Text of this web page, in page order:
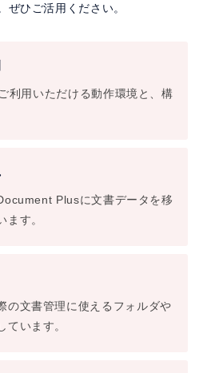
ぜひご活用ください。
利用いただける動作環境と、構
Plusに文書データを移
ます。
の文書管理に使えるフォルダや
ています。